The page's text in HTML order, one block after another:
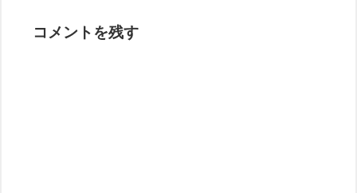
コメントを残す